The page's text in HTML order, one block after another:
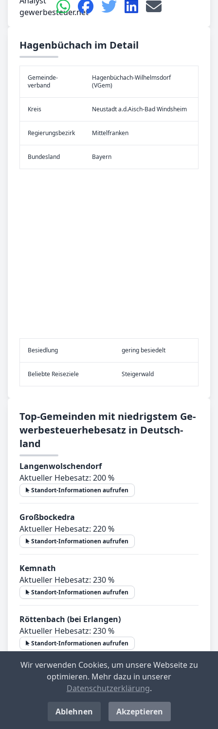
Hagenbüchach im Detail
Gemeinde­
verband
Hagenbüchach-Wilhelmsdorf
(VGem)
Kreis Neustadt a.d.Aisch-Bad Windsheim
Re­gier­ungs­bezirk Mittelfranken
Bundes­land Bayern
Be­sied­lung gering besiedelt
Be­lieb­te Rei­se­zie­le Steigerwald
Top-­Ge­mein­den mit nied­rig­stem Ge­
wer­be­steu­er­he­be­satz in Deutsch­
land
Langenwolschendorf
Aktueller Hebesatz: 200 %
Standort-Informationen aufrufen
Großbockedra
Aktueller Hebesatz: 220 %
Standort-Informationen aufrufen
Kemnath
Aktueller Hebesatz: 230 %
Standort-Informationen aufrufen
Röttenbach (bei Erlangen)
Aktueller Hebesatz: 230 %
Standort-Informationen aufrufen
Wolfertschwenden
Aktueller Hebesatz: 230 %
Standort-Informationen aufrufen
Mehr anzeigen
Wir verwenden Cookies, um unsere Webseite zu
optimieren. Mehr dazu in unserer
Datenschutzerklärung.
Ablehnen Akzeptieren